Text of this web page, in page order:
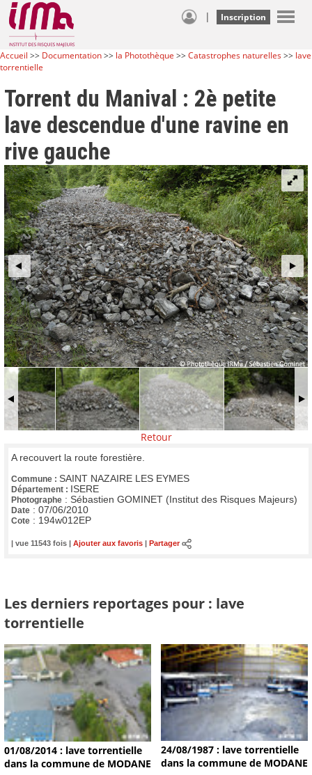
| Inscription
Accueil >> Documentation>> la Photothèque >>Catastrophes naturelles>> lave
torrentielle
Torrent du Manival : 2è petite
lave descendue d'une ravine en
rive gauche
Retour
A recouvert la route forestière.
Commune : SAINT NAZAIRE LES EYMES
Département : ISERE
Photographe : Sébastien GOMINET (Institut des Risques Majeurs)
Date : 07/06/2010
Cote : 194w012EP
| vue 11543 fois | Ajouter aux favoris Partager
Les derniers reportages pour : lave
torrentielle
01/08/2014 : lave torrentielle
dans la commune de MODANE
24/08/1987 : lave torrentielle
dans la commune de MODANE